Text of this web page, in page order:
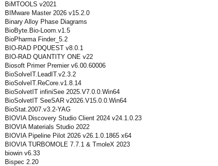
BiMTOOLS v2021
BIMware Master 2026 v15.2.0
Binary Alloy Phase Diagrams
BioByte.Bio-Loom.v1.5
BioPharma Finder_5.2
BIO-RAD PDQUEST v8.0.1
BIO-RAD QUANTITY ONE v22
Biosoft Primer Premier v6.00.60006
BioSolveIT.LeadIT.v2.3.2
BioSolveIT.ReCore.v1.8.14
BioSolvetIT infiniSee 2025.V7.0.0.Win64
BioSolvetIT SeeSAR v2026.V15.0.0.Win64
BioStat.2007.v3.2-YAG
BIOVIA Discovery Studio Client 2024 v24.1.0.23
BIOVIA Materials Studio 2022
BIOVIA Pipeline Pilot 2026 v26.1.0.1865 x64
BIOVIA TURBOMOLE 7.7.1 & TmoleX 2023
biowin v6.33
Bispec 2.20